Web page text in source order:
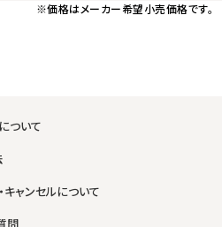
※価格はメーカー希望小売価格です。
ついて
キャンセルについて